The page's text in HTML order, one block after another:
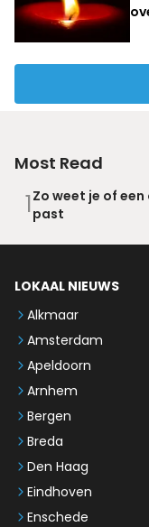
Most Read
1Zo weet je of
past
LOKAAL NIEUWS
Alkmaar
Amsterdam
Apeldoorn
Arnhem
Bergen
Breda
Den Haag
Eindhoven
Enschede